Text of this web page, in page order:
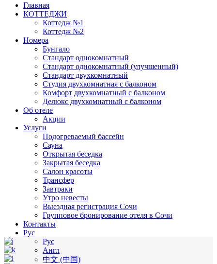
Главная
КОТТЕДЖИ
Коттедж №1
Коттедж №2
Номера
Бунгало
Стандарт однокомнатный
Стандарт однокомнатный (улучшенный)
Стандарт двухкомнатный
Студия двухкомнатная с балконом
Комфорт двухкомнатный с балконом
Делюкс двухкомнатный с балконом
Об отеле
Акции
Услуги
Подогреваемый бассейн
Сауна
Открытая беседка
Закрытая беседка
Салон красоты
Трансфер
Завтраки
Утро невесты
Выездная регистрация Сочи
Групповое бронирование отеля в Сочи
Контакты
Рус
Рус
Англ
中文 (中国)